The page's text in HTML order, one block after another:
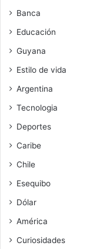
Banca
Educación
Guyana
Estilo de vida
Argentina
Tecnologia
Deportes
Caribe
Chile
Esequibo
Dólar
América
Curiosidades